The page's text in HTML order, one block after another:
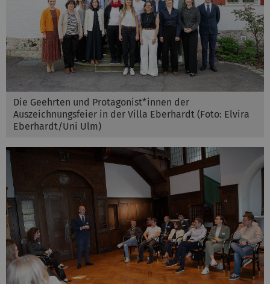
Die Geehrten und Protagonist*innen der
Auszeichnungsfeier in der Villa Eberhardt (Foto: Elvira
Eberhardt/Uni Ulm)